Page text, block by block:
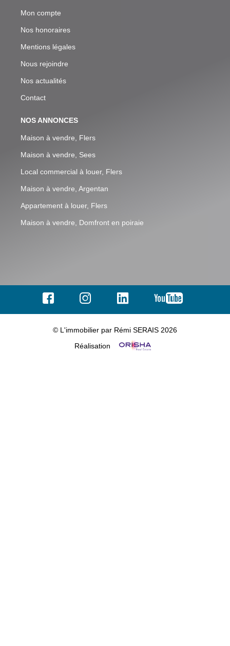
Mon compte
Nos honoraires
Mentions légales
Nous rejoindre
Nos actualités
Contact
NOS ANNONCES
Maison à vendre, Flers
Maison à vendre, Sees
Local commercial à louer, Flers
Maison à vendre, Argentan
Appartement à louer, Flers
Maison à vendre, Domfront en poiraie
© L'immobilier par Rémi SERAIS 2026
Réalisation